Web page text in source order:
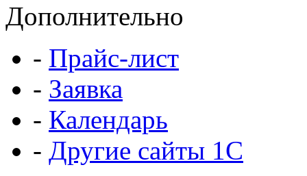
Дополнительно
- Прайс-лист
- Заявка
- Календарь
- Другие сайты 1С